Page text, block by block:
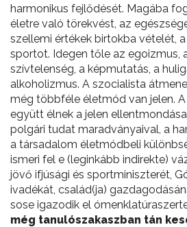
harmonikus fejlődését. Magába
életre való törekvést, az
szellemi értékek birtokba vételét,
sportot. Idegen tőle az egoizmus,
szívtelenség, a képmutatás, a
alkoholizmus. A szocialista
még többféle életmód van jelen.
együtt élnek a jelen
polgári tudat maradványaival, a
a társadalom életmódbeli
ismeri fel e (leginkább indirekte)
jövő ifjúsági és sportminiszterét,
ivadékát, család(ja)
sose igazodik el
még tanulószakaszban tán